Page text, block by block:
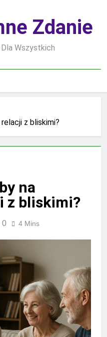
Zdanie
Wszystkich
z bliskimi?
na
z bliskimi?
0 4 Mins